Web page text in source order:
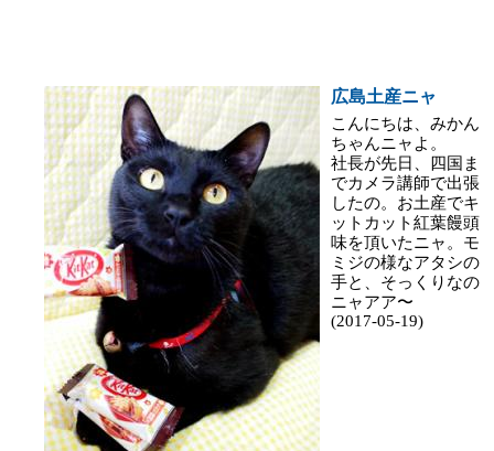
広島土産ニャ
こんにちは、みかん
ちゃんニャよ。
社長が先日、四国ま
でカメラ講師で出張
したの。お土産でキ
ットカット紅葉饅頭
味を頂いたニャ。モ
ミジの様なアタシの
手と、そっくりなの
ニャアア〜
(2017-05-19)